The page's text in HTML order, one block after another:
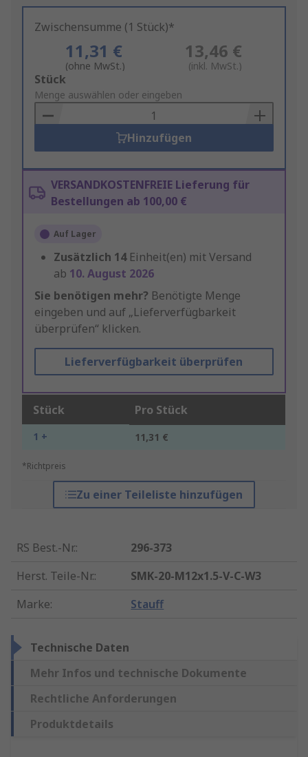
Zwischensumme (1 Stück)*
11,31 €
(ohne MwSt.)
13,46 €
(inkl. MwSt.)
Add
to
Basket
Stück
Menge auswählen oder eingeben
Hinzufügen
VERSANDKOSTENFREIE Lieferung für
Bestellungen ab 100,00 €
Auf Lager
Zusätzlich 14 Einheit(en) mit Versand
ab 10. August 2026
Sie benötigen mehr? Benötigte Menge
eingeben und auf „Lieferverfügbarkeit
überprüfen“ klicken.
Lieferverfügbarkeit überprüfen
Stück Pro Stück
1 + 11,31 €
*Richtpreis
Zu einer Teileliste hinzufügen
RS Best.-Nr.:
296-373
Herst. Teile-Nr.:
SMK-20-M12x1.5-V-C-W3
Marke: Stauff
Technische Daten
Mehr Infos und technische Dokumente
Rechtliche Anforderungen
Produktdetails